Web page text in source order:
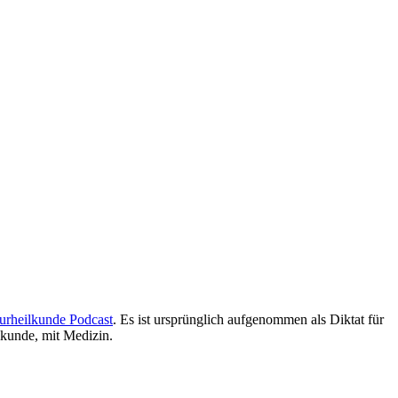
Podcast. Es ist ursprünglich aufgenommen als Diktat für
mit Medizin.